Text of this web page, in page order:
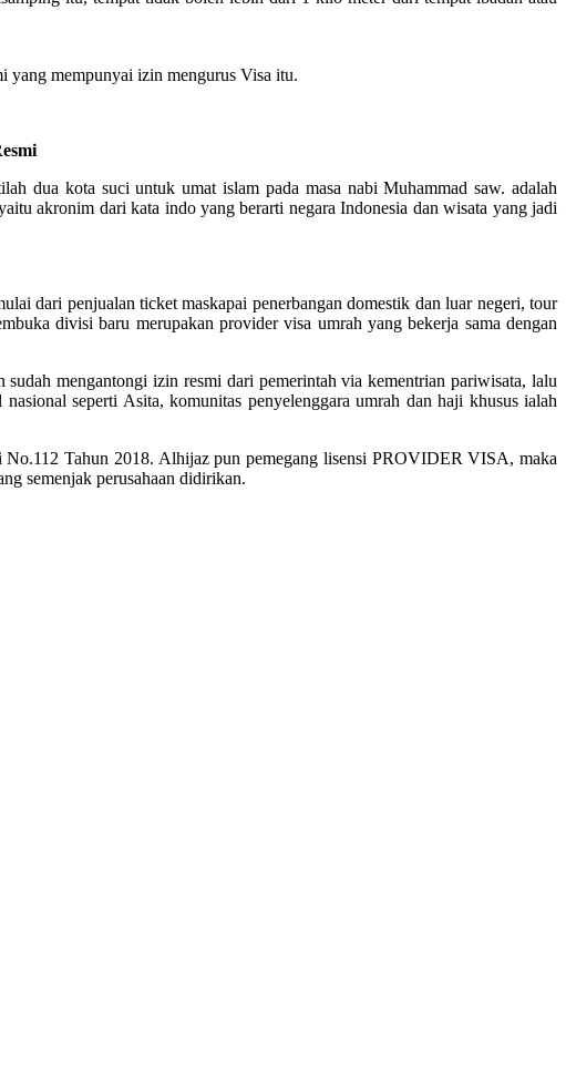
yang mempunyai izin mengurus Visa itu.
dua kota suci untuk umat islam pada masa nabi Muhammad saw. adalah
akronim dari kata indo yang berarti negara Indonesia dan wisata yang jadi
dari penjualan ticket maskapai penerbangan domestik dan luar negeri, tour
divisi baru merupakan provider visa umrah yang bekerja sama dengan
sudah mengantongi izin resmi dari pemerintah via kementrian pariwisata, lalu
seperti Asita, komunitas penyelenggara umrah dan haji khusus ialah
Tahun 2018. Alhijaz pun pemegang lisensi PROVIDER VISA, maka
semenjak perusahaan didirikan.